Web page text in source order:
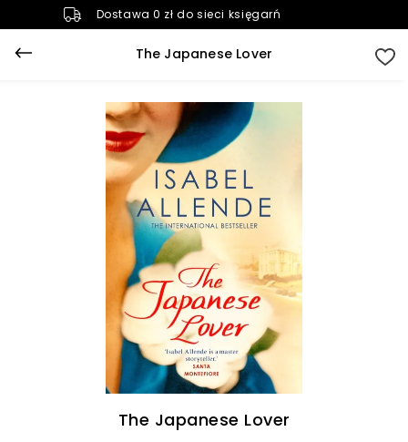
Dostawa 0 zł do sieci księgarń
The Japanese Lover
The Japanese Lover